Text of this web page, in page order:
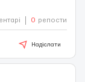
0 репости
Надіслати